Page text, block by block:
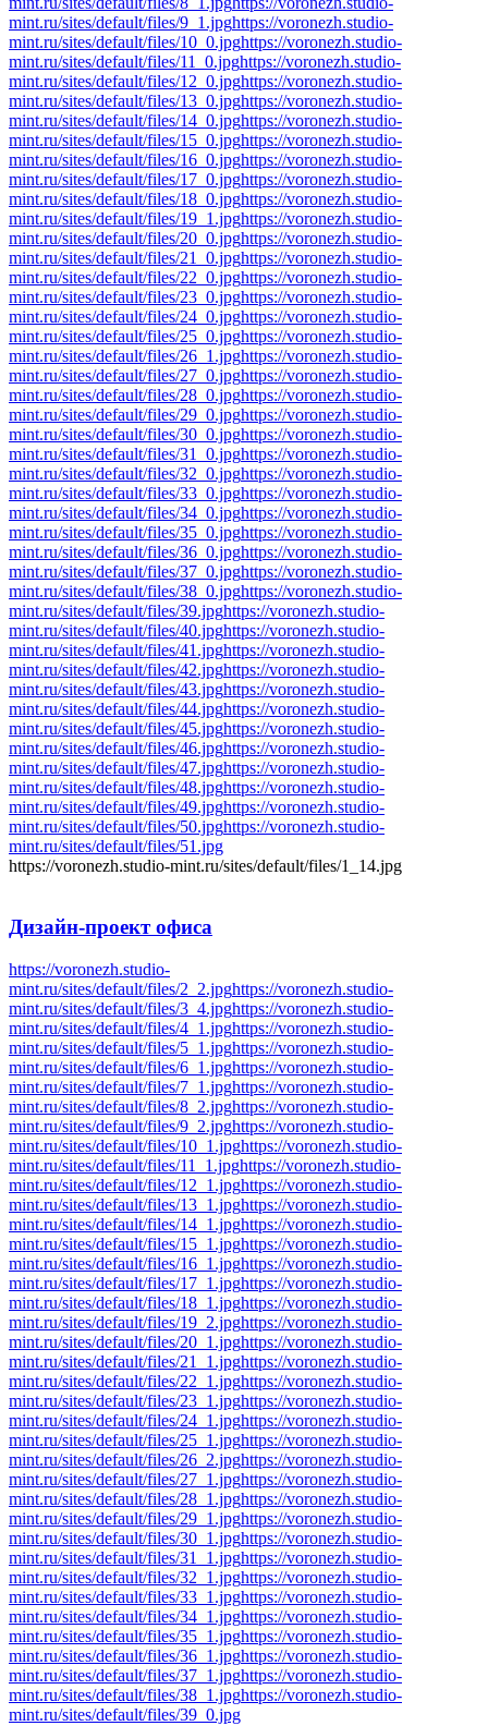
mint.ru/sites/default/files/9_1.jpghttps://voronezh.studio-
mint.ru/sites/default/files/10_0.jpghttps://voronezh.studio-
mint.ru/sites/default/files/11_0.jpghttps://voronezh.studio-
mint.ru/sites/default/files/12_0.jpghttps://voronezh.studio-
mint.ru/sites/default/files/13_0.jpghttps://voronezh.studio-
mint.ru/sites/default/files/14_0.jpghttps://voronezh.studio-
mint.ru/sites/default/files/15_0.jpghttps://voronezh.studio-
mint.ru/sites/default/files/16_0.jpghttps://voronezh.studio-
mint.ru/sites/default/files/17_0.jpghttps://voronezh.studio-
mint.ru/sites/default/files/18_0.jpghttps://voronezh.studio-
mint.ru/sites/default/files/19_1.jpghttps://voronezh.studio-
mint.ru/sites/default/files/20_0.jpghttps://voronezh.studio-
mint.ru/sites/default/files/21_0.jpghttps://voronezh.studio-
mint.ru/sites/default/files/22_0.jpghttps://voronezh.studio-
mint.ru/sites/default/files/23_0.jpghttps://voronezh.studio-
mint.ru/sites/default/files/24_0.jpghttps://voronezh.studio-
mint.ru/sites/default/files/25_0.jpghttps://voronezh.studio-
mint.ru/sites/default/files/26_1.jpghttps://voronezh.studio-
mint.ru/sites/default/files/27_0.jpghttps://voronezh.studio-
mint.ru/sites/default/files/28_0.jpghttps://voronezh.studio-
mint.ru/sites/default/files/29_0.jpghttps://voronezh.studio-
mint.ru/sites/default/files/30_0.jpghttps://voronezh.studio-
mint.ru/sites/default/files/31_0.jpghttps://voronezh.studio-
mint.ru/sites/default/files/32_0.jpghttps://voronezh.studio-
mint.ru/sites/default/files/33_0.jpghttps://voronezh.studio-
mint.ru/sites/default/files/34_0.jpghttps://voronezh.studio-
mint.ru/sites/default/files/35_0.jpghttps://voronezh.studio-
mint.ru/sites/default/files/36_0.jpghttps://voronezh.studio-
mint.ru/sites/default/files/37_0.jpghttps://voronezh.studio-
mint.ru/sites/default/files/38_0.jpghttps://voronezh.studio-
mint.ru/sites/default/files/39.jpghttps://voronezh.studio-
mint.ru/sites/default/files/40.jpghttps://voronezh.studio-
mint.ru/sites/default/files/41.jpghttps://voronezh.studio-
mint.ru/sites/default/files/42.jpghttps://voronezh.studio-
mint.ru/sites/default/files/43.jpghttps://voronezh.studio-
mint.ru/sites/default/files/44.jpghttps://voronezh.studio-
mint.ru/sites/default/files/45.jpghttps://voronezh.studio-
mint.ru/sites/default/files/46.jpghttps://voronezh.studio-
mint.ru/sites/default/files/47.jpghttps://voronezh.studio-
mint.ru/sites/default/files/48.jpghttps://voronezh.studio-
mint.ru/sites/default/files/49.jpghttps://voronezh.studio-
mint.ru/sites/default/files/50.jpghttps://voronezh.studio-
mint.ru/sites/default/files/51.jpg
https://voronezh.studio-mint.ru/sites/default/files/1_14.jpg
Дизайн-проектофиса
https://voronezh.studio-
mint.ru/sites/default/files/2_2.jpghttps://voronezh.studio-
mint.ru/sites/default/files/3_4.jpghttps://voronezh.studio-
mint.ru/sites/default/files/4_1.jpghttps://voronezh.studio-
mint.ru/sites/default/files/5_1.jpghttps://voronezh.studio-
mint.ru/sites/default/files/6_1.jpghttps://voronezh.studio-
mint.ru/sites/default/files/7_1.jpghttps://voronezh.studio-
mint.ru/sites/default/files/8_2.jpghttps://voronezh.studio-
mint.ru/sites/default/files/9_2.jpghttps://voronezh.studio-
mint.ru/sites/default/files/10_1.jpghttps://voronezh.studio-
mint.ru/sites/default/files/11_1.jpghttps://voronezh.studio-
mint.ru/sites/default/files/12_1.jpghttps://voronezh.studio-
mint.ru/sites/default/files/13_1.jpghttps://voronezh.studio-
mint.ru/sites/default/files/14_1.jpghttps://voronezh.studio-
mint.ru/sites/default/files/15_1.jpghttps://voronezh.studio-
mint.ru/sites/default/files/16_1.jpghttps://voronezh.studio-
mint.ru/sites/default/files/17_1.jpghttps://voronezh.studio-
mint.ru/sites/default/files/18_1.jpghttps://voronezh.studio-
mint.ru/sites/default/files/19_2.jpghttps://voronezh.studio-
mint.ru/sites/default/files/20_1.jpghttps://voronezh.studio-
mint.ru/sites/default/files/21_1.jpghttps://voronezh.studio-
mint.ru/sites/default/files/22_1.jpghttps://voronezh.studio-
mint.ru/sites/default/files/23_1.jpghttps://voronezh.studio-
mint.ru/sites/default/files/24_1.jpghttps://voronezh.studio-
mint.ru/sites/default/files/25_1.jpghttps://voronezh.studio-
mint.ru/sites/default/files/26_2.jpghttps://voronezh.studio-
mint.ru/sites/default/files/27_1.jpghttps://voronezh.studio-
mint.ru/sites/default/files/28_1.jpghttps://voronezh.studio-
mint.ru/sites/default/files/29_1.jpghttps://voronezh.studio-
mint.ru/sites/default/files/30_1.jpghttps://voronezh.studio-
mint.ru/sites/default/files/31_1.jpghttps://voronezh.studio-
mint.ru/sites/default/files/32_1.jpghttps://voronezh.studio-
mint.ru/sites/default/files/33_1.jpghttps://voronezh.studio-
mint.ru/sites/default/files/34_1.jpghttps://voronezh.studio-
mint.ru/sites/default/files/35_1.jpghttps://voronezh.studio-
mint.ru/sites/default/files/36_1.jpghttps://voronezh.studio-
mint.ru/sites/default/files/37_1.jpghttps://voronezh.studio-
mint.ru/sites/default/files/38_1.jpghttps://voronezh.studio-
mint.ru/sites/default/files/39_0.jpg